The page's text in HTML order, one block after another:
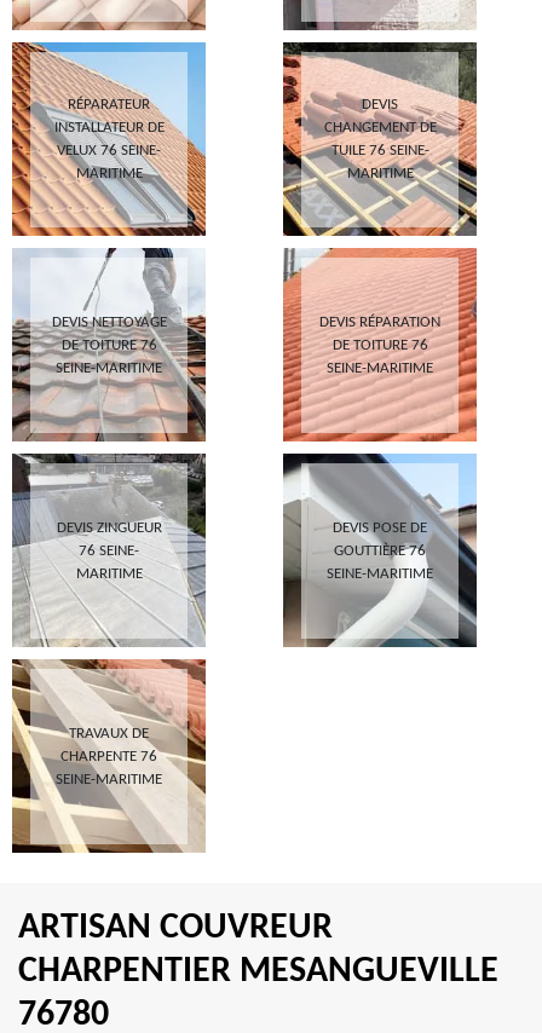
RÉPARATEUR
INSTALLATEUR DE
VELUX 76 SEINE-
MARITIME
DEVIS
CHANGEMENT DE
TUILE 76 SEINE-
MARITIME
DEVIS NETTOYAGE
DE TOITURE 76
SEINE-MARITIME
DEVIS RÉPARATION
DE TOITURE 76
SEINE-MARITIME
DEVIS ZINGUEUR
76 SEINE-
MARITIME
DEVIS POSE DE
GOUTTIÈRE 76
SEINE-MARITIME
TRAVAUX DE
CHARPENTE 76
SEINE-MARITIME
ARTISAN COUVREUR
CHARPENTIER MESANGUEVILLE
76780